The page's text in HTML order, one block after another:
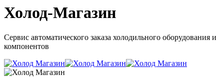
Холод-Магазин
Сервис автоматического заказа холодильного оборудования и
компонентов